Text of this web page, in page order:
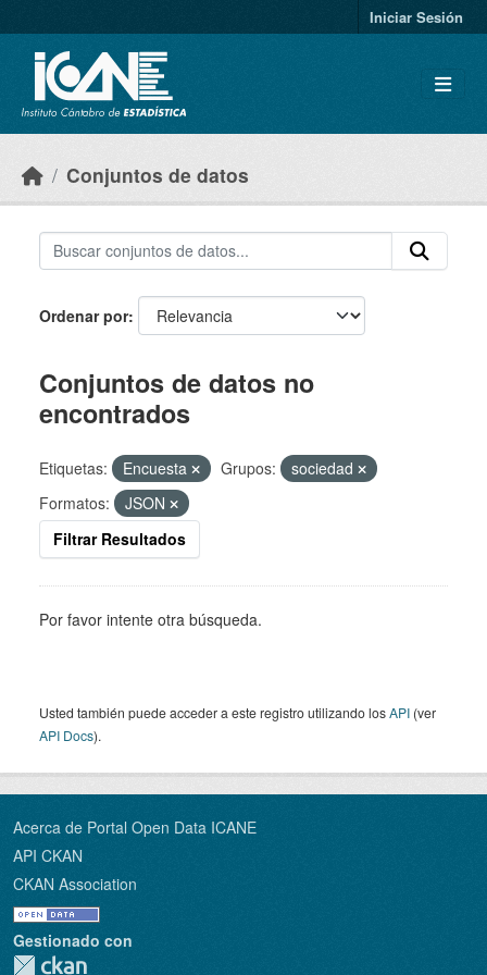
Iniciar Sesión
Conjuntos de datos
Ordenar por
Conjuntos de datos no
encontrados
Etiquetas: Encuesta Grupos:
sociedad
Formatos:
JSON
Filtrar Resultados
Por favor intente otra búsqueda.
Usted también puede acceder a este registro utilizando losAPI (ver
API Docs).
Acerca de Portal Open Data ICANE
API CKAN
CKAN Association
Gestionado con